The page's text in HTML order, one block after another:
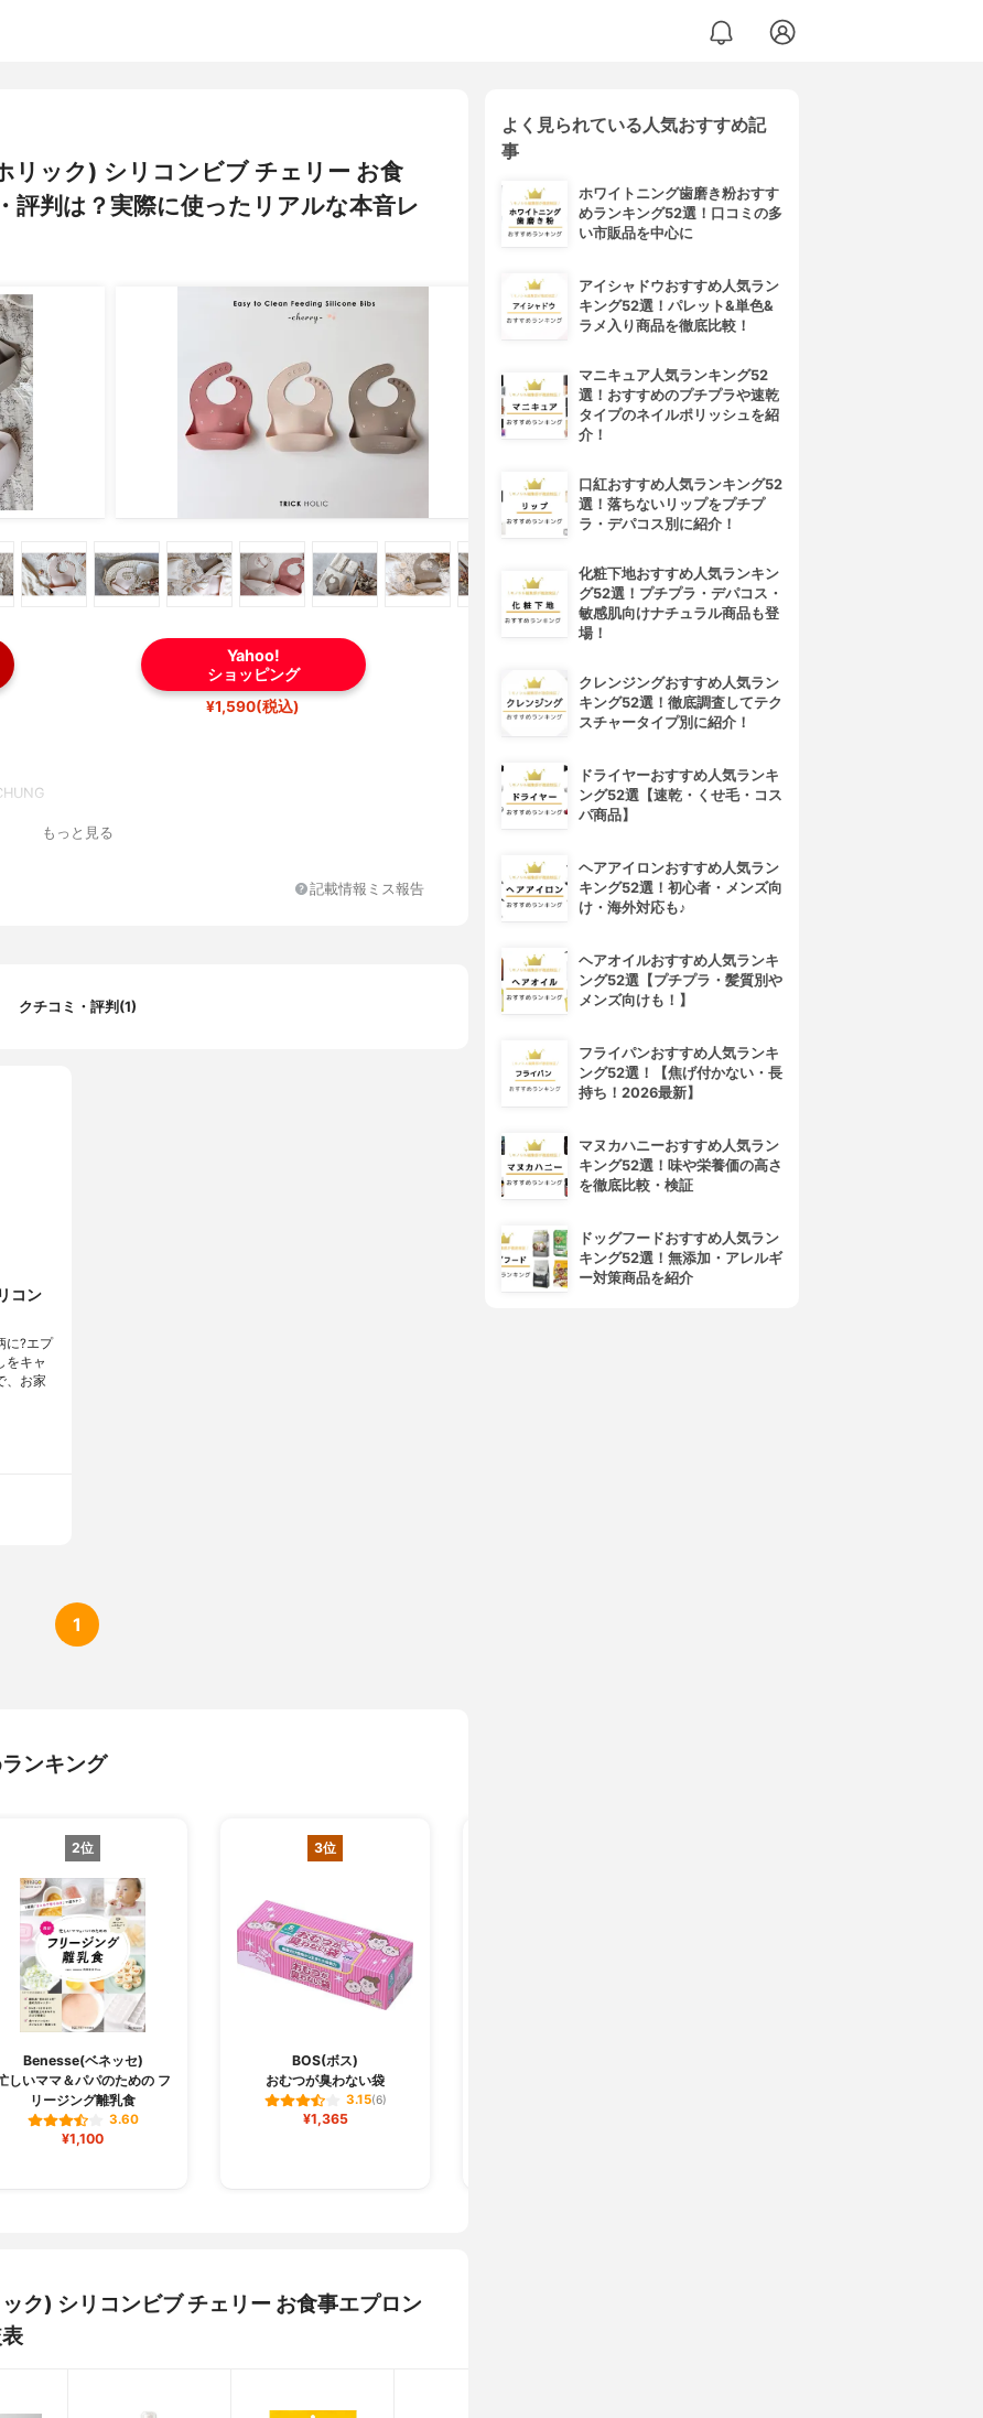
リック) シリコンビブ チェリー お食
評判は？実際に使ったリアルな本音レ
Yahoo!
ショッピング
¥1,590(税込)
もっと見る
記載情報ミス報告
クチコミ・評判(1)
コン
に?エプ
をキャ
、お家
1
ンキング
2位
Benesse(ベネッセ)
しいママ＆パパのための フ
リージング離乳食
3.60
¥1,100
3位
BOS(ボス)
おむつが臭わない袋
3.15(6)
¥1,365
ク) シリコンビブ チェリー お食事エプロン
よく見られている人気おすすめ記
事
ホワイトニング歯磨き粉おすす
めランキング52選！口コミの多
い市販品を中心に
アイシャドウおすすめ人気ラン
キング52選！パレット&単色&
ラメ入り商品を徹底比較！
マニキュア人気ランキング52
選！おすすめのプチプラや速乾
タイプのネイルポリッシュを紹
介！
口紅おすすめ人気ランキング52
選！落ちないリップをプチプ
ラ・デパコス別に紹介！
化粧下地おすすめ人気ランキン
グ52選！プチプラ・デパコス・
敏感肌向けナチュラル商品も登
場！
クレンジングおすすめ人気ラン
キング52選！徹底調査してテク
スチャータイプ別に紹介！
ドライヤーおすすめ人気ランキ
ング52選【速乾・くせ毛・コス
パ商品】
ヘアアイロンおすすめ人気ラン
キング52選！初心者・メンズ向
け・海外対応も♪
ヘアオイルおすすめ人気ランキ
ング52選【プチプラ・髪質別や
メンズ向けも！】
フライパンおすすめ人気ランキ
ング52選！【焦げ付かない・長
持ち！2026最新】
マヌカハニーおすすめ人気ラン
キング52選！味や栄養価の高さ
を徹底比較・検証
ドッグフードおすすめ人気ラン
キング52選！無添加・アレルギ
ー対策商品を紹介